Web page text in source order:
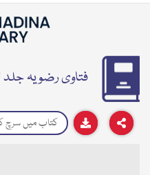
فتاوی رضویہ جلد ۱۶